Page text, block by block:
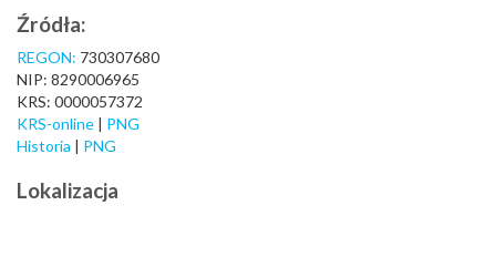
Źródła:
REGON: 730307680
NIP: 8290006965
KRS: 0000057372
KRS-online | PNG
Historia | PNG
Lokalizacja